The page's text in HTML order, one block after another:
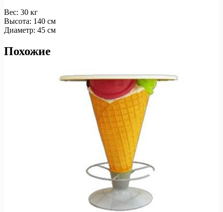
Вес: 30 кг
Высота: 140 см
Диаметр: 45 см
Похожие